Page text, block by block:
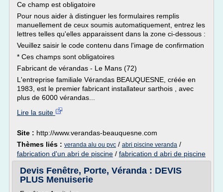
Ce champ est obligatoire
Pour nous aider à distinguer les formulaires remplis
manuellement de ceux soumis automatiquement, entrez les
lettres telles qu'elles apparaissent dans la zone ci-dessous :
Veuillez saisir le code contenu dans l'image de confirmation
* Ces champs sont obligatoires
Fabricant de vérandas - Le Mans (72)
L'entreprise familiale Vérandas BEAUQUESNE, créée en
1983, est le premier fabricant installateur sarthois , avec
plus de 6000 vérandas...
Lire la suite
Site : http://www.verandas-beauquesne.com
Thèmes liés : veranda alu ou pvc / abri piscine veranda /
fabrication d'un abri de piscine / fabrication d abri de piscine
Devis Fenêtre, Porte, Véranda : DEVIS
PLUS Menuiserie